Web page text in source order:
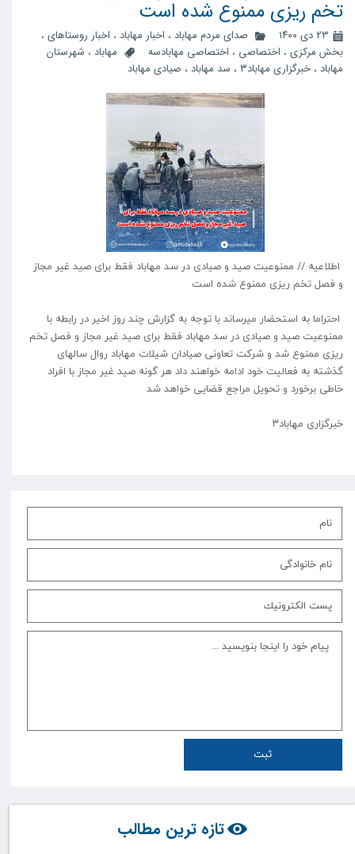
تخم ریزی ممنوع شده است
۲۳ دی ۱۴۰۰ صدای مردم مهاباد ، اخبار مهاباد ، اخبار روستاهای ،
بخش مرکزی ، اختصاصی ، اختصاصی مهابادسه مهاباد ، شهرستان
مهاباد ، خبرگزاری مهاباد۳ ، سد مهاباد ، صیادی مهاباد
اطلاعیه // ممنوعیت صید و صیادی در سد مهاباد فقط برای صید غیر مجاز
و فصل تخم ریزی ممنوع شده است
احتراما به استحضار میرساند با توجه به گزارش چند روز اخیر در رابطه با
ممنوعیت صید و صیادی در سد مهاباد فقط برای صید غیر مجاز و فصل تخم
ریزی ممنوع شد و شرکت تعاونی صیادان شیلات مهاباد روال سالهای
گذشته به فعالیت خود ادامه خواهند داد هر گونه صید غیر مجاز با افراد
خاطی برخورد و تحویل مراجع قضایی خواهد شد
خبرگزاری مهاباد۳
تازه ترین مطالب
ثبت